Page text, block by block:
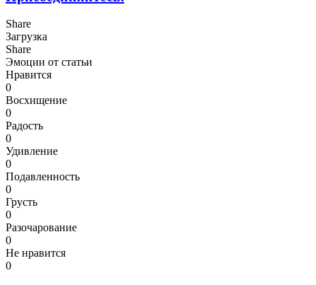
Share
Загрузка
Share
Эмоции от статьи
Нравится
0
Восхищение
0
Радость
0
Удивление
0
Подавленность
0
Грусть
0
Разочарование
0
Не нравится
0